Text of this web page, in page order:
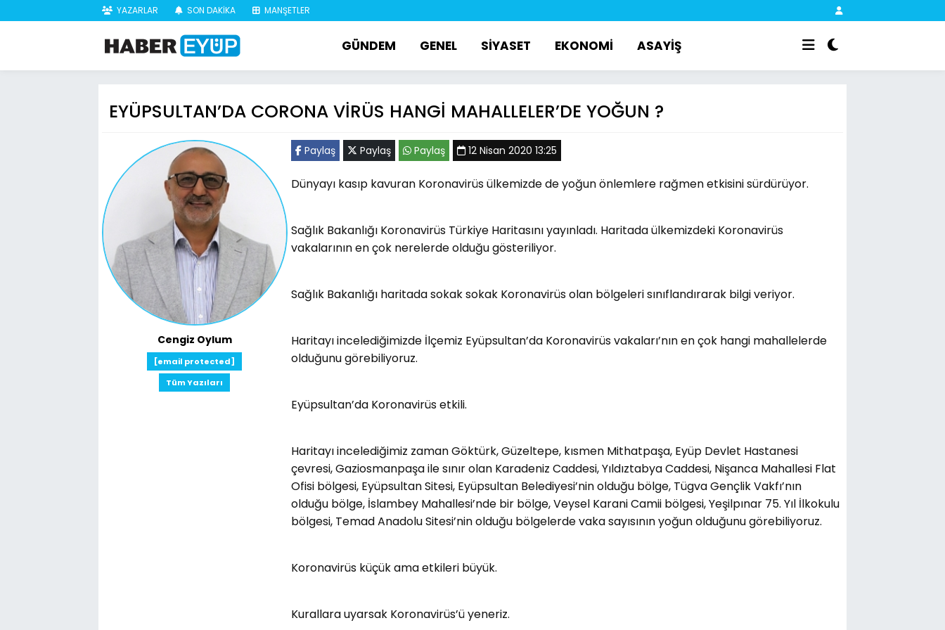
YAZARLAR SON DAKİKA MANŞETLER
GÜNDEM GENEL SİYASET EKONOMİ ASAYİŞ
EYÜPSULTAN’DA CORONA VİRÜS HANGİ MAHALLELER’DE YOĞUN ?
Cengiz Oylum
[email protected]
Tüm Yazıları
Paylaş Paylaş Paylaş 12 Nisan 2020 13:25
Dünyayı kasıp kavuran Koronavirüs ülkemizde de yoğun önlemlere rağmen etkisini sürdürüyor.
Sağlık Bakanlığı Koronavirüs Türkiye Haritasını yayınladı. Haritada ülkemizdeki Koronavirüs
vakalarının en çok nerelerde olduğu gösteriliyor.
Sağlık Bakanlığı haritada sokak sokak Koronavirüs olan bölgeleri sınıflandırarak bilgi veriyor.
Haritayı incelediğimizde İlçemiz Eyüpsultan’da Koronavirüs vakaları’nın en çok hangi mahallelerde
olduğunu görebiliyoruz.
Eyüpsultan’da Koronavirüs etkili.
Haritayı incelediğimiz zaman Göktürk, Güzeltepe, kısmen Mithatpaşa, Eyüp Devlet Hastanesi
çevresi, Gaziosmanpaşa ile sınır olan Karadeniz Caddesi, Yıldıztabya Caddesi, Nişanca Mahallesi Flat
Ofisi bölgesi, Eyüpsultan Sitesi, Eyüpsultan Belediyesi’nin olduğu bölge, Tügva Gençlik Vakfı’nın
olduğu bölge, İslambey Mahallesi’nde bir bölge, Veysel Karani Camii bölgesi, Yeşilpınar 75. Yıl İlkokulu
bölgesi, Temad Anadolu Sitesi’nin olduğu bölgelerde vaka sayısının yoğun olduğunu görebiliyoruz.
Koronavirüs küçük ama etkileri büyük.
Kurallara uyarsak Koronavirüs’ü yeneriz.